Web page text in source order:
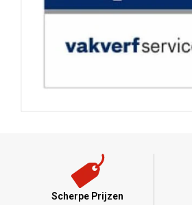
Scherpe Prijzen